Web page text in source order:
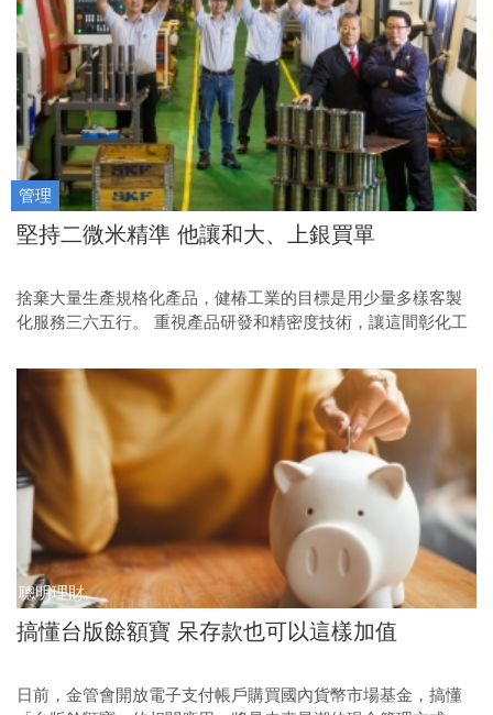
管理
堅持二微米精準 他讓和大、上銀買單
捨棄大量生產規格化產品，健椿工業的目標是用少量多樣客製
化服務三六五行。 重視產品研發和精密度技術，讓這間彰化工
聰明理財
搞懂台版餘額寶 呆存款也可以這樣加值
日前，金管會開放電子支付帳戶購買國內貨幣市場基金，搞懂